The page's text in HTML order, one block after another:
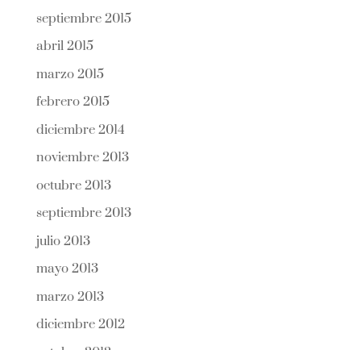
septiembre 2015
abril 2015
marzo 2015
febrero 2015
diciembre 2014
noviembre 2013
octubre 2013
septiembre 2013
julio 2013
mayo 2013
marzo 2013
diciembre 2012